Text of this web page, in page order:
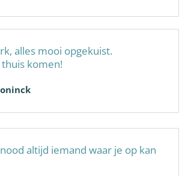
alles mooi opgekuist.
komen!
altijd iemand waar je op kan